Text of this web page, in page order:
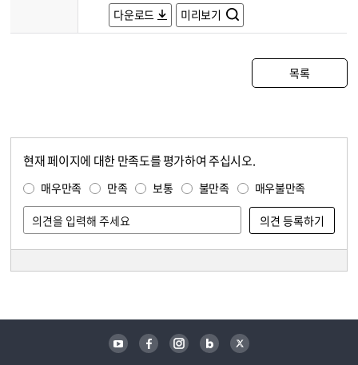
다운로드
미리보기
목록
현재 페이지에 대한 만족도를 평가하여 주십시오.
매우만족 만족 보통 불만족 매우불만족
유튜브 페이스북 인스타그램 블로그 트위터